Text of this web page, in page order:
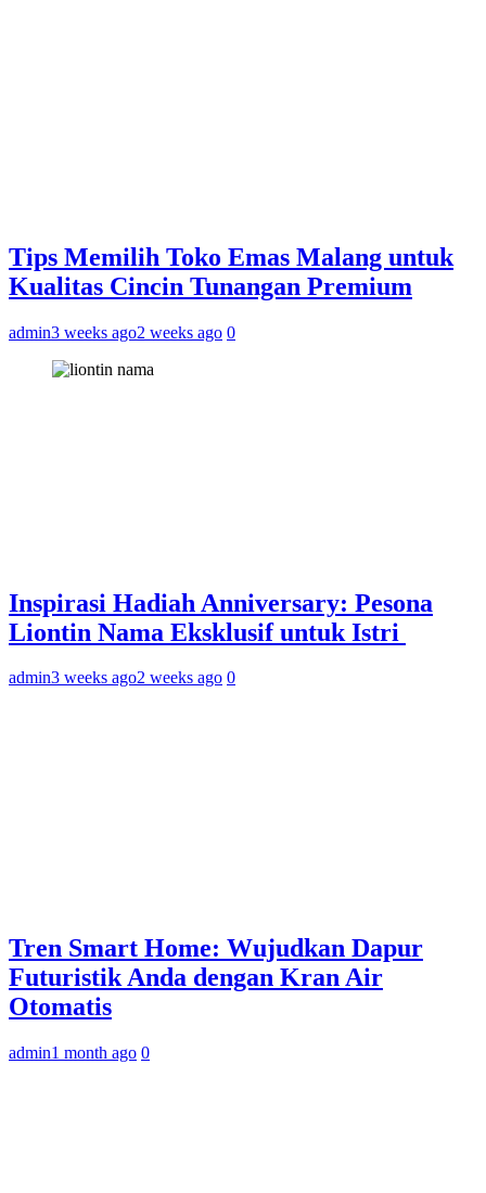
Tips Memilih Toko Emas Malang untuk
Kualitas Cincin Tunangan Premium
admin3 weeks ago2 weeks ago 0
Inspirasi Hadiah Anniversary: Pesona
Liontin Nama Eksklusif untuk Istri
admin3 weeks ago2 weeks ago 0
Tren Smart Home: Wujudkan Dapur
Futuristik Anda dengan Kran Air
Otomatis
admin1 month ago 0